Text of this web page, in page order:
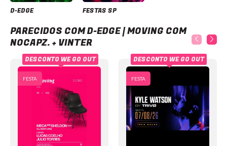
D-EDGE FESTAS SP
PARECIDOS COM D-EDGE | MOVING COM
NOCAPZ. + VINTER
FESTA
DESCONTO WE GO OUT
FESTA
DESCONTO WE GO OUT